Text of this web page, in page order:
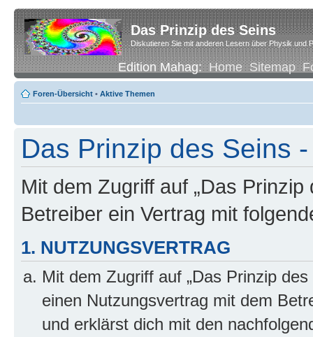
Das Prinzip des Seins
Diskutieren Sie mit anderen Lesern über Physik und
Edition Mahag:Home Sitemap
Foren-Übersicht • Aktive Themen
Das Prinzip des Seins
Mit dem Zugriff auf „Das
Betreiber ein Vertrag mit
1. NUTZUNGSVERTRAG
Mit dem Zugriff auf „Das Prinzip
einen Nutzungsvertrag mit dem
und erklärst dich mit den